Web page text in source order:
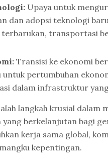
Upaya untuk
dan adopsi teknologi
transportasi
Transisi ke ekonomi
pertumbuhan
dalam infrastruktur
langkah krusial dalam
berkelanjutan bagi
kerja sama global,
kepentingan.